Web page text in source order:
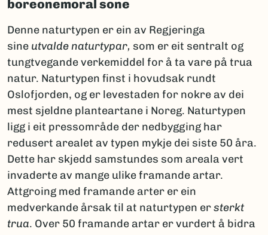
boreonemoral sone
Denne naturtypen er ein av Regjeringa
sine utvalde naturtypar, som er eit sentralt og
tungtvegande verkemiddel for å ta vare på trua
natur. Naturtypen finst i hovudsak rundt
Oslofjorden, og er levestaden for nokre av dei
mest sjeldne planteartane i Noreg. Naturtypen
ligg i eit pressområde der nedbygging har
redusert arealet av typen mykje dei siste 50 åra.
Dette har skjedd samstundes som areala vert
invaderte av mange ulike framande artar.
Attgroing med framande arter er ein
medverkande årsak til at naturtypen ersterkt
trua. Over 50 framande artar er vurdert å bidra